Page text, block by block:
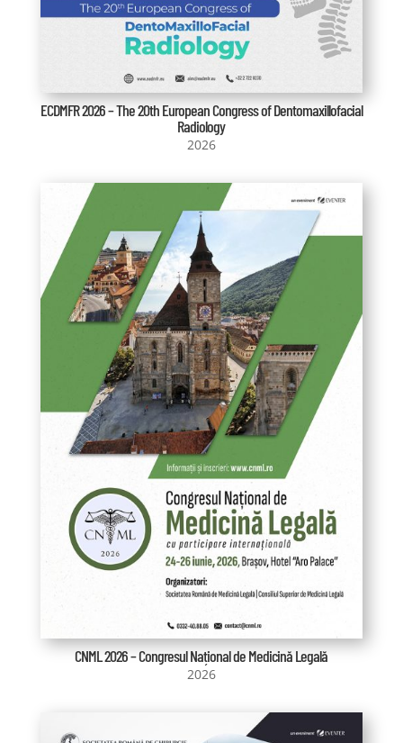
ECDMFR 2026 – The 20th European Congress of Dentomaxillofacial
Radiology
2026
CNML 2026 – Congresul Național de Medicină Legală
2026